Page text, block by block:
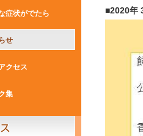
■2020年
症状がでたら
せ
クセス
集